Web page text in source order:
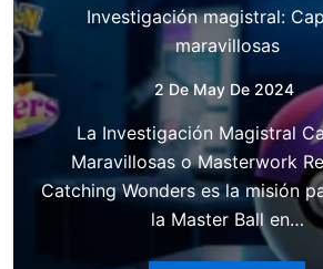
Investigación magistral:
maravillosas
2 De May De 2024
La Investigación Magistral
Maravillosas o Masterwork
Catching Wonders es la misión
la Master Ball en…